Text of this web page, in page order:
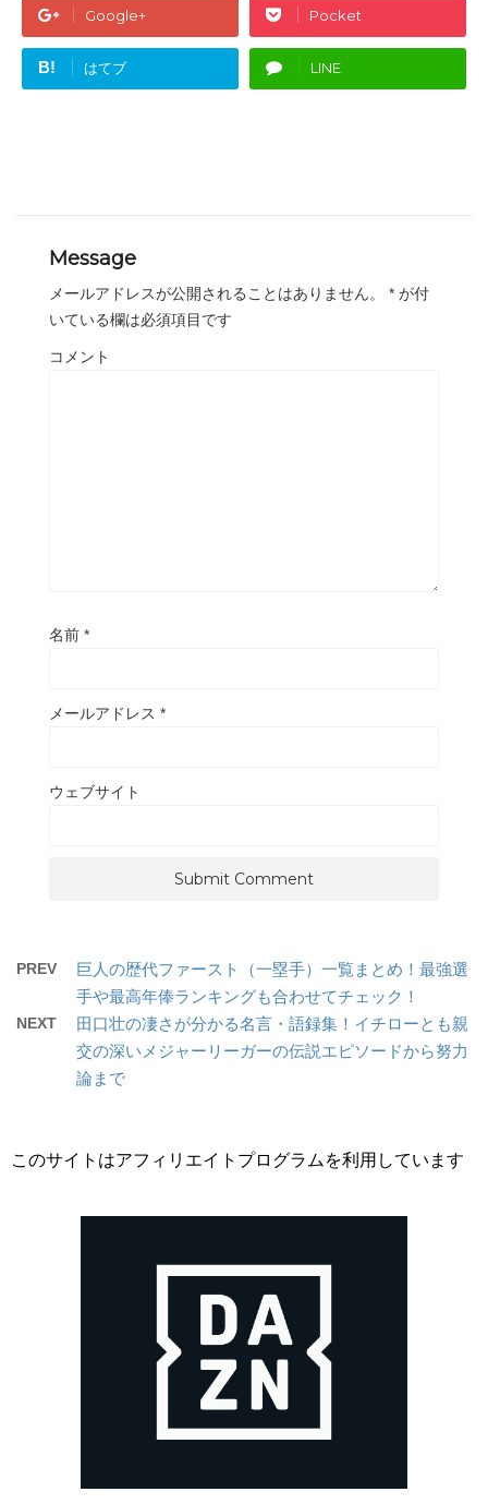
Google+ Pocket
B! はてブ LINE
Message
メールアドレスが公開されることはありません。 * が付
いている欄は必須項目です
コメント
名前 *
メールアドレス *
ウェブサイト
PREV
巨人の歴代ファースト（一塁手）一覧まとめ！最強選
手や最高年俸ランキングも合わせてチェック！
NEXT
田口壮の凄さが分かる名言・語録集！イチローとも親
交の深いメジャーリーガーの伝説エピソードから努力
論まで
このサイトはアフィリエイトプログラムを利用しています